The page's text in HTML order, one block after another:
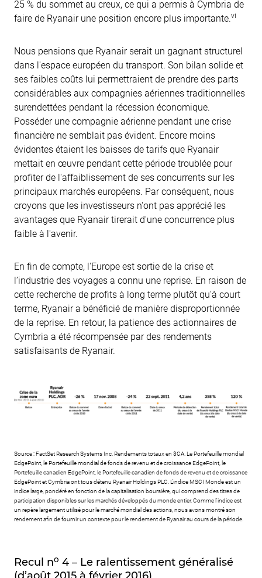
25 % du sommet au creux, ce qui a permis à Cymbria de
faire de Ryanair une position encore plus importante.vi
Nous pensions que Ryanair serait un gagnant structurel
dans l'espace européen du transport. Son bilan solide et
ses faibles coûts lui permettraient de prendre des parts
considérables aux compagnies aériennes traditionnelles
surendettées pendant la récession économique.
Posséder une compagnie aérienne pendant une crise
financière ne semblait pas évident. Encore moins
évidentes étaient les baisses de tarifs que Ryanair
mettait en œuvre pendant cette période troublée pour
profiter de l'affaiblissement de ses concurrents sur les
principaux marchés européens. Par conséquent, nous
croyons que les investisseurs n'ont pas apprécié les
avantages que Ryanair tirerait d'une concurrence plus
faible à l'avenir.
En fin de compte, l'Europe est sortie de la crise et
l’industrie des voyages a connu une reprise. En raison de
cette recherche de profits à long terme plutôt qu'à court
terme, Ryanair a bénéficié de manière disproportionnée
de la reprise. En retour, la patience des actionnaires de
Cymbria a été récompensée par des rendements
satisfaisants de Ryanair.
Source : FactSet Research Systems Inc. Rendements totaux en $CA. Le Portefeuille mondial
EdgePoint, le Portefeuille mondial de fonds de revenu et de croissance EdgePoint, le
Portefeuille canadien EdgePoint, le Portefeuille canadien de fonds de revenu et de croissance
EdgePoint et Cymbria ont tous détenu Ryanair Holdings PLC. L'indice MSCI Monde est un
indice large, pondéré en fonction de la capitalisation boursière, qui comprend des titres de
participation disponibles sur les marchés développés du monde entier. Comme l'indice est
un repère largement utilisé pour le marché mondial des actions, nous avons montré son
rendement afin de fournir un contexte pour le rendement de Ryanair au cours de la période.
Recul no 4 – Le ralentissement généralisé